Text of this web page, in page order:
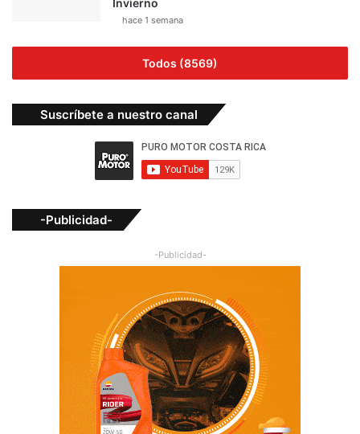
Invierno
hace 1 semana
Todos (8569)
Suscríbete a nuestro canal
-Publicidad-
-Publicidad-